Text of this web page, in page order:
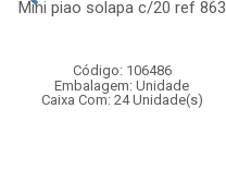
Mini piao solapa c/20 ref 863
Código: 106486
Embalagem: Unidade
Caixa Com: 24 Unidade(s)